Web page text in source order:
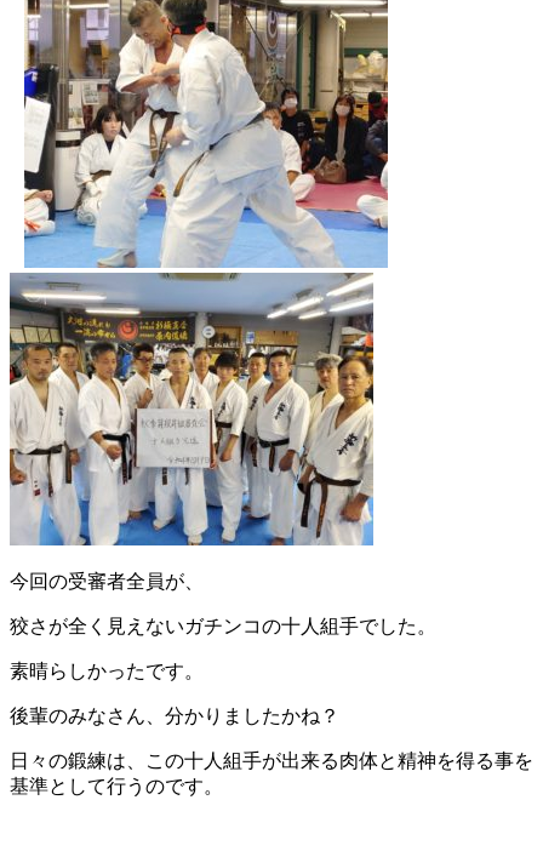
今回の受審者全員が、
狡さが全く見えないガチンコの十人組手でした。
素晴らしかったです。
後輩のみなさん、分かりましたかね？
日々の鍛練は、この十人組手が出来る肉体と精神を得る事を
基準として行うのです。